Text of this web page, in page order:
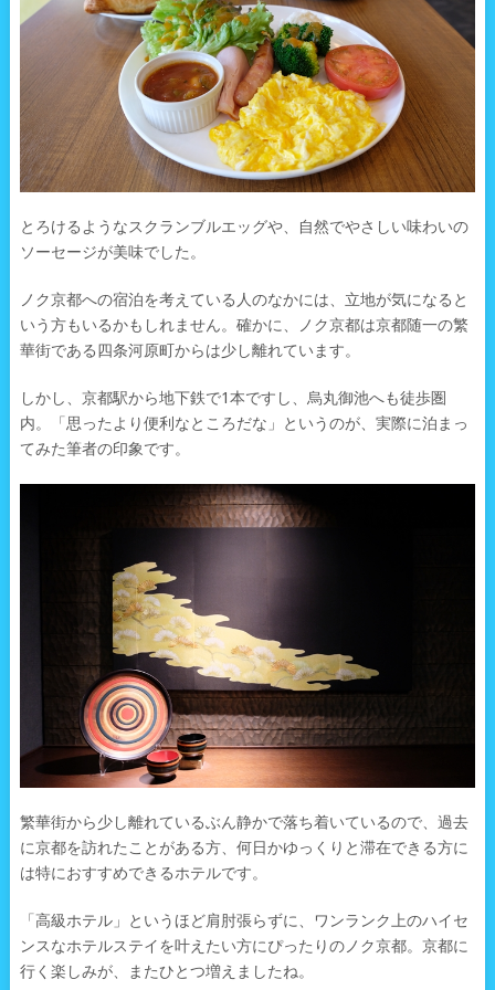
とろけるようなスクランブルエッグや、自然でやさしい味わいの
ソーセージが美味でした。
ノク京都への宿泊を考えている人のなかには、立地が気になると
いう方もいるかもしれません。確かに、ノク京都は京都随一の繁
華街である四条河原町からは少し離れています。
しかし、京都駅から地下鉄で1本ですし、烏丸御池へも徒歩圏
内。「思ったより便利なところだな」というのが、実際に泊まっ
てみた筆者の印象です。
繁華街から少し離れているぶん静かで落ち着いているので、過去
に京都を訪れたことがある方、何日かゆっくりと滞在できる方に
は特におすすめできるホテルです。
「高級ホテル」というほど肩肘張らずに、ワンランク上のハイセ
ンスなホテルステイを叶えたい方にぴったりのノク京都。京都に
行く楽しみが、またひとつ増えましたね。